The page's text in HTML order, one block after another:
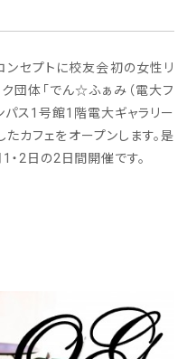
ンセプトに校友会初の女性リ
団体「でん☆ふぁみ（電大フ
パス1号館1階電大ギャラリー
カフェをオープンします。是
・2日の2日間開催です。